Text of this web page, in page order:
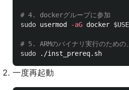
# 4. dockerグループに参加
sudo usermod -aG docker
# 5. ARMのバイナリ実行のため
sudo
./inst_prereq.sh
一度再起動